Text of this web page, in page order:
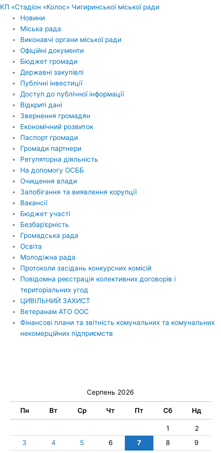
КП «Стадіон «Колос» Чигиринської міської ради
Новини
Міська рада
Виконавчі органи міської ради
Офіційні документи
Бюджет громади
Державні закупівлі
Публічні інвестиції
Доступ до публічної інформації
Відкриті дані
Звернення громадян
Економічний розвиток
Паспорт громади
Громади партнери
Регуляторна діяльність
На допомогу ОСББ
Очищення влади
Запобігання та виявлення корупції
Вакансії
Бюджет участі
Безбар’єрність
Громадська рада
Освіта
Молодіжна рада
Протоколи засідань конкурсних комісій
Повідомна реєстрація колективних договорів і
територіальних угод
ЦИВІЛЬНИЙ ЗАХИСТ
Ветеранам АТО ООС
Фінансові плани та звітність комунальних та комунальних
некомерційних підприємств
Серпень 2026
Пн Вт Ср Чт Пт Сб Нд
1
2
3
4 5 6 7 8
9